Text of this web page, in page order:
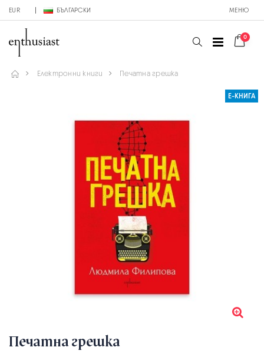
EUR БЪЛГАРСКИ МЕНЮ
0
Електронни книги Печатна грешка
Е-КНИГА
Печатна грешка